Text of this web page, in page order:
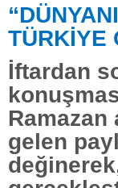
TÜRKİYE
İftardan
gelen